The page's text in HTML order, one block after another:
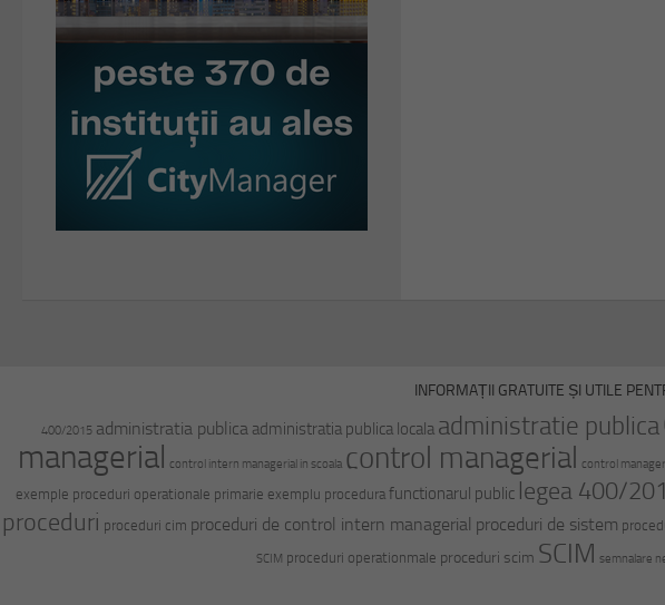
INFORMAȚII GRATUITE ȘI UTILE
400/2015 administratia publica administratia publica locala administratie publica
managerial control intern managerial in scoala control managerial control
exemple proceduri operationale primarie exemplu procedura functionarul public legea 400/
proceduri proceduri cim proceduri de control intern managerial proceduri de sistem
SCIM proceduri operationmale proceduri scim SCIM semnalare